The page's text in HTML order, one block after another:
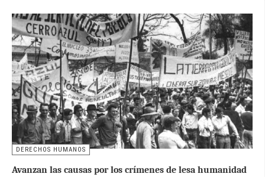
DERECHOS HUMANOS
Avanzan las causas por los crímenes de lesa humanidad